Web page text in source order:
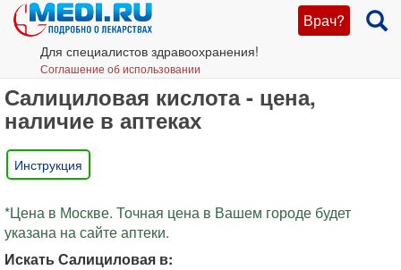
Врач?
Для специалистов здравоохранения!
Соглашение об использовании
Салициловая кислота - цена,
наличие в аптеках
Инструкция
*Цена в Москве. Точная цена в Вашем городе будет
указана на сайте аптеки.
Искать Салициловая в: